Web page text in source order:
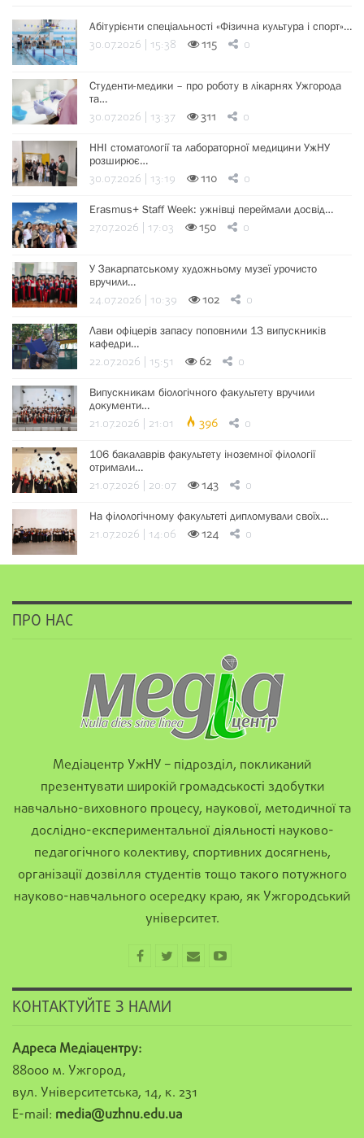
Абітурієнти спеціальності «Фізична культура і спорт»…
30.07.2026 | 15:38 115 0
Студенти-медики – про роботу в лікарнях Ужгорода
та…
30.07.2026 | 13:37 311 0
ННІ стоматології та лабораторної медицини УжНУ
розширює…
30.07.2026 | 13:19 110 0
Erasmus+ Staff Week: ужнівці переймали досвід…
27.07.2026 | 17:03 150 0
У Закарпатському художньому музеї урочисто
вручили…
24.07.2026 | 10:39 102 0
Лави офіцерів запасу поповнили 13 випускників
кафедри…
22.07.2026 | 15:51 62 0
Випускникам біологічного факультету вручили
документи…
21.07.2026 | 21:01 396 0
106 бакалаврів факультету іноземної філології
отримали…
21.07.2026 | 20:07 143 0
На філологічному факультеті дипломували своїх…
21.07.2026 | 14:06 124 0
ПРО НАС
Медіацентр УжНУ – підрозділ, покликаний
презентувати широкій громадськості здобутки
навчально-виховного процесу, наукової, методичної та
дослідно-експериментальної діяльності науково-
педагогічного колективу, спортивних досягнень,
організації дозвілля студентів тощо такого потужного
науково-навчального осередку краю, як Ужгородський
університет.
КОНТАКТУЙТЕ З НАМИ
Адреса Медіацентру:
88000 м. Ужгород,
вул. Університетська, 14, к. 231
E-mail: media@uzhnu.edu.ua